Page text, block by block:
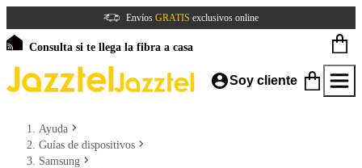
Envíos GRATIS exclusivos online
Consulta si te llega la fibra a casa
Soy cliente
Ayuda
Guías de dispositivos
Samsung